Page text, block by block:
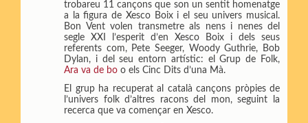
r
t
i
trobareu 11 cançons que son un sentit homenatge
a la figura de Xesco Boix i el seu univers musical.
Bon Vent volen transmetre als nens i nenes del
segle XXI l’esperit d’en Xesco Boix i dels seus
referents com, Pete Seeger, Woody Guthrie, Bob
Dylan, i del seu entorn artístic: el Grup de Folk,
Ara va de bo o els Cinc Dits d’una Mà.
El grup ha recuperat al català cançons pròpies de
l’univers folk d’altres racons del mon, seguint la
recerca que va començar en Xesco.